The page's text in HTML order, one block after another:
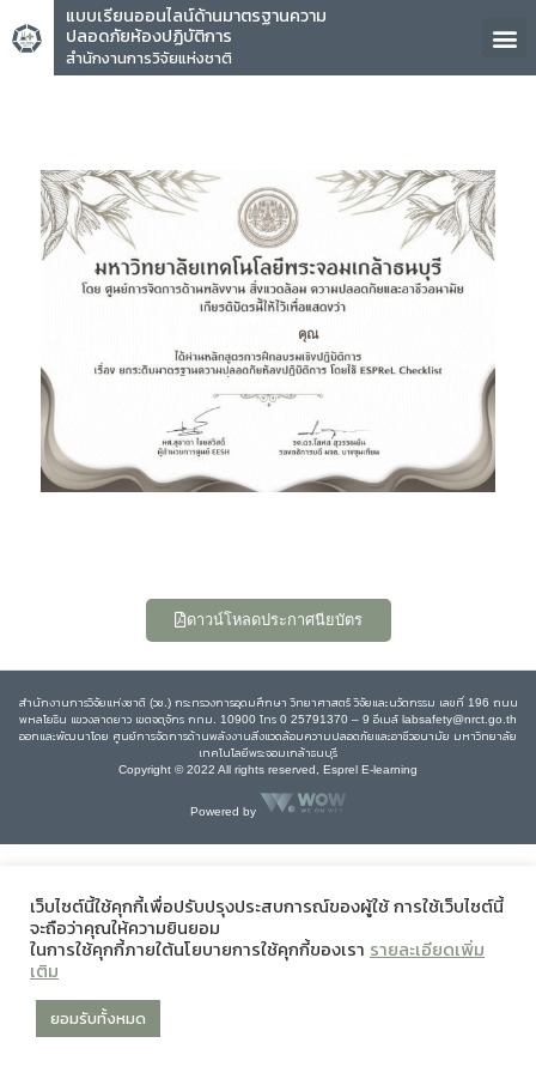
แบบเรียนออนไลน์ด้านมาตรฐานความ
ปลอดภัยห้องปฏิบัติการ
สำนักงานการวิจัยแห่งชาติ
คุณ
ดาวน์โหลดประกาศนียบัตร
สำนักงานการวิจัยแห่งชาติ (วช.) กระทรวงการอุดมศึกษา วิทยาศาสตร์ วิจัยและนวัตกรรม เลขที่ 196 ถนน
พหลโยธิน แขวงลาดยาว เขตจตุจักร กทม. 10900 โทร 0 25791370 – 9 อีเมล์ labsafety@nrct.go.th
ออกและพัฒนาโดย ศูนย์การจัดการด้านพลังงานสิ่งแวดล้อมความปลอดภัยและอาชีวอนามัย มหาวิทยาลัย
เทคโนโลยีพระจอมเกล้าธนบุรี
Copyright © 2022 All rights reserved, Esprel E-learning
Powered by
เว็บไซต์นี้ใช้คุกกี้เพื่อปรับปรุงประสบการณ์ของผู้ใช้ การใช้เว็บไซต์นี้
จะถือว่าคุณให้ความยินยอม
ในการใช้คุกกี้ภายใต้นโยบายการใช้คุกกี้ของเรา รายละเอียดเพิ่ม
เติม
ยอมรับทั้งหมด